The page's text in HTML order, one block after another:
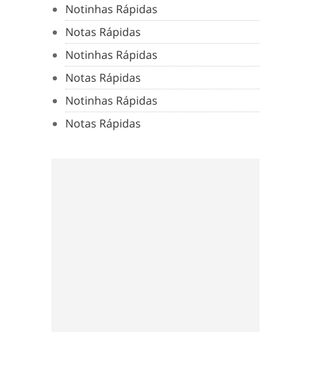
Notinhas Rápidas
Notas Rápidas
Notinhas Rápidas
Notas Rápidas
Notinhas Rápidas
Notas Rápidas